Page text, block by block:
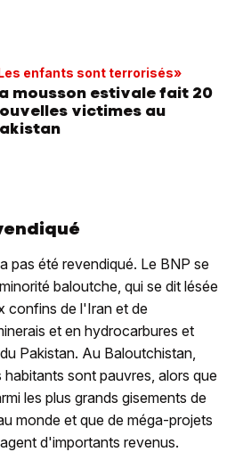
enfants sont terrorisés»
mousson estivale fait 20
victimes au
pas été revendiqué. Le BNP se
baloutche, qui se dit lésée
confins de l'Iran et de
et en hydrocarbures et
Pakistan. Au Baloutchistan,
sont pauvres, alors que
les plus grands gisements de
monde et que de méga-projets
d'importants revenus.